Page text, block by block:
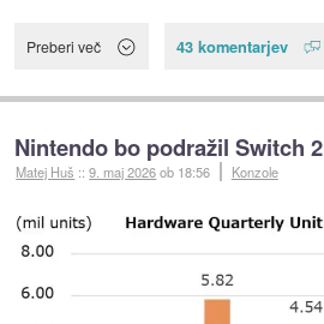
Preberi več 43 komentarjev
Nintendo bo podražil Switch 2
Matej Huš ::9. maj 2026ob 18:56 Konzole